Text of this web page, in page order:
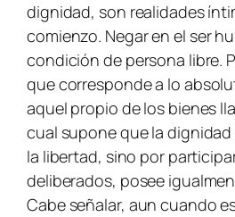
dignidad, son realidades
comienzo. Negar en el ser
condición de persona libre.
que corresponde a lo
aquel propio de los bienes
cual supone que la
la libertad, sino por
deliberados, posee
Cabe señalar, aun cuando